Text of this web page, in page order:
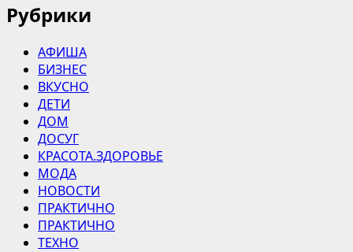
Рубрики
АФИША
БИЗНЕС
ВКУСНО
ДЕТИ
ДОМ
ДОСУГ
КРАСОТА.ЗДОРОВЬЕ
МОДА
НОВОСТИ
ПРАКТИЧНО
ПРАКТИЧНО
ТЕХНО